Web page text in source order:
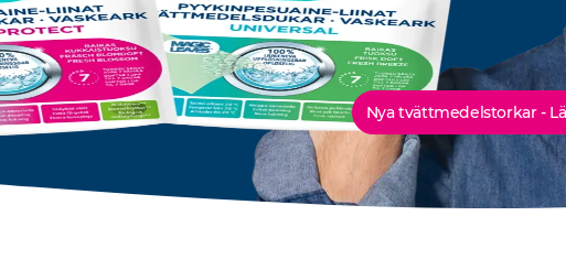
Nya tvättmedelstorkar -